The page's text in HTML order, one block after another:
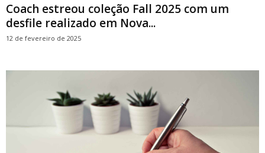
Coach estreou coleção Fall 2025 com um
desfile realizado em Nova...
12 de fevereiro de 2025